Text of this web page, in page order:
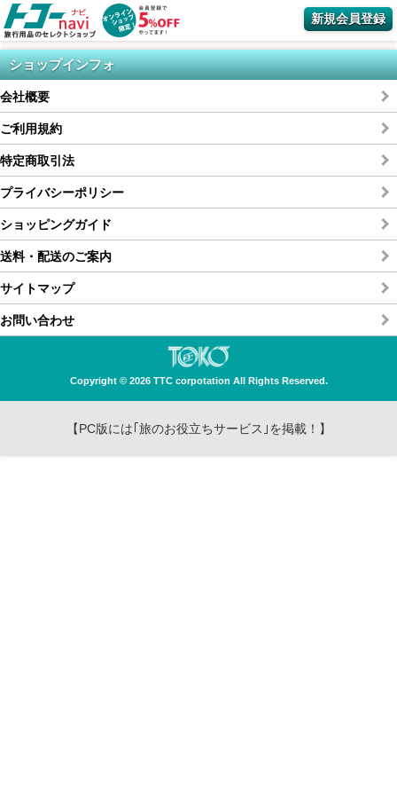
新規会員登録
ショップインフォ
会社概要
ご利用規約
特定商取引法
プライバシーポリシー
ショッピングガイド
送料・配送のご案内
サイトマップ
お問い合わせ
Copyright © 2026 TTC corpotation All Rights Reserved.
【PC版には｢旅のお役立ちサービス｣を掲載！】